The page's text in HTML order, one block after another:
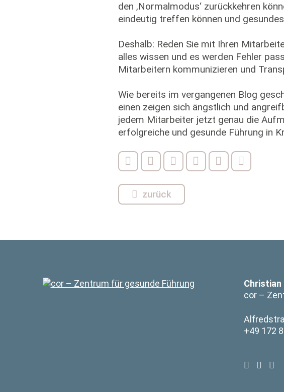
den ‚Normalmodus‘ zurückkehren
eindeutig treffen können und
Deshalb: Reden Sie mit Ihren
alles wissen und es werden Fehler
Mitarbeitern kommunizieren und
Wie bereits im vergangenen Blog
einen zeigen sich ängstlich und
jedem Mitarbeiter jetzt genau die
erfolgreiche und gesunde Führung in
zurück
cor –
+49 172